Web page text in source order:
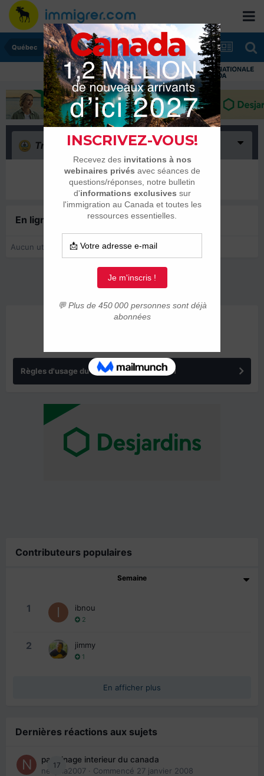
Québec
Triste (0)
Il n’y a encore rien ici
En ligne récemment0 membre est en ligne
Aucun utilisateur enregistré regarde cette page.
Règles d'usage du forum IMMIGRER.COM
Contributeurs populaires
Semaine
1 ibnou
2
2 jimmy
1
En afficher plus
Dernières réactions aux sujets
17
parrainage interieur du canada
nedjma2007 · Commencé 27 janvier 2008